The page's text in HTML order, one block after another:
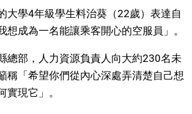
大學4年級學生料治葵（22歲）表達自
想成為一名能讓乘客開心的空服員」。
總部，人力資源負責人向大約230名未
稱「希望你們從內心深處弄清楚自己想
實現它」。